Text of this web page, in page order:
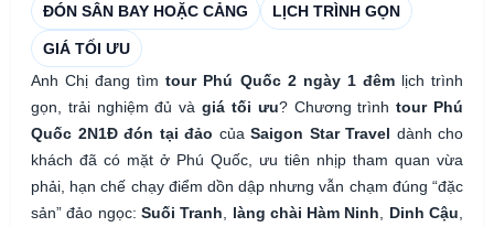
ĐÓN SÂN BAY HOẶC CẢNG LỊCH TRÌNH GỌN
GIÁ TỐI ƯU
Anh Chị đang tìmtour Phú Quốc 2 ngày 1 đêmlịch trình
gọn, trải nghiệm đủ vàgiá tối ưu? Chương trìnhtour Phú
Quốc 2N1Đ đón tại đảo của Saigon Star Travel dành cho
khách đã có mặt ở Phú Quốc, ưu tiên nhịp tham quan vừa
phải, hạn chế chạy điểm dồn dập nhưng vẫn chạm đúng “đặc
sản” đảo ngọc: Suối Tranh làng chài Hàm Ninh Dinh Cậu